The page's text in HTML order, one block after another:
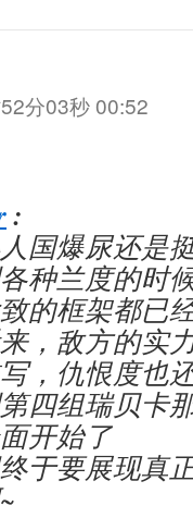
分03秒 00:52
:
国爆尿还是
种兰度的时
的框架都已
，敌方的实
，仇恨度也
四组瑞贝卡
开始了
于要展现真